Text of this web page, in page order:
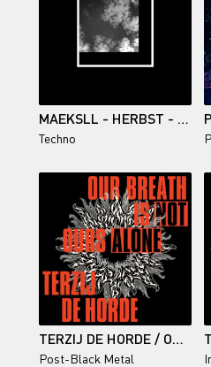
Techno
Post-Black Metal